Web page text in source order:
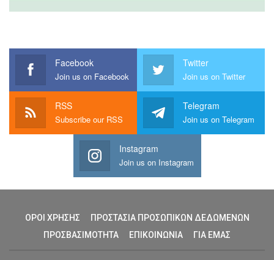
Facebook
Join us on Facebook
Twitter
Join us on Twitter
RSS
Subscribe our RSS
Telegram
Join us on Telegram
Instagram
Join us on Instagram
ΟΡΟΙ ΧΡΗΣΗΣ
ΠΡΟΣΤΑΣΙΑ ΠΡΟΣΩΠΙΚΩΝ ΔΕΔΩΜΕΝΩΝ
ΠΡΟΣΒΑΣΙΜΟΤΗΤΑ
ΕΠΙΚΟΙΝΩΝΙΑ ΓΙΑ ΕΜΑΣ